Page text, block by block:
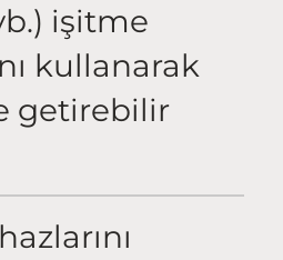
işitme
kullanarak
getirebilir